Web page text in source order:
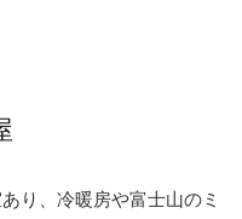
り、冷暖房や富士山のミ